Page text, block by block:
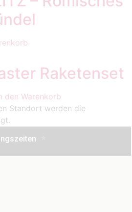
Raketenset
den Warenkorb
Standort werden die